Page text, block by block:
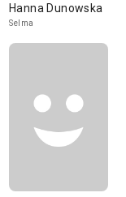
Hanna Dunowska
Selma